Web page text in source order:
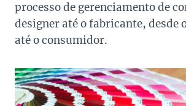
processo de gerenciamento de
designer até o fabricante, desde
até o consumidor.